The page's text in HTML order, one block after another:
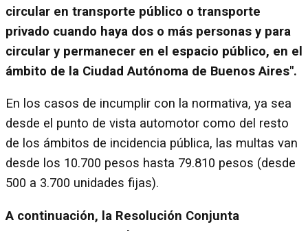
circular en transporte público o transporte
privado cuando haya dos o más personas y para
circular y permanecer en el espacio público, en el
ámbito de la Ciudad Autónoma de Buenos Aires".
En los casos de incumplir con la normativa, ya sea
desde el punto de vista automotor como del resto
de los ámbitos de incidencia pública, las multas van
desde los 10.700 pesos hasta 79.810 pesos (desde
500 a 3.700 unidades fijas).
A continuación, la Resolución Conjunta